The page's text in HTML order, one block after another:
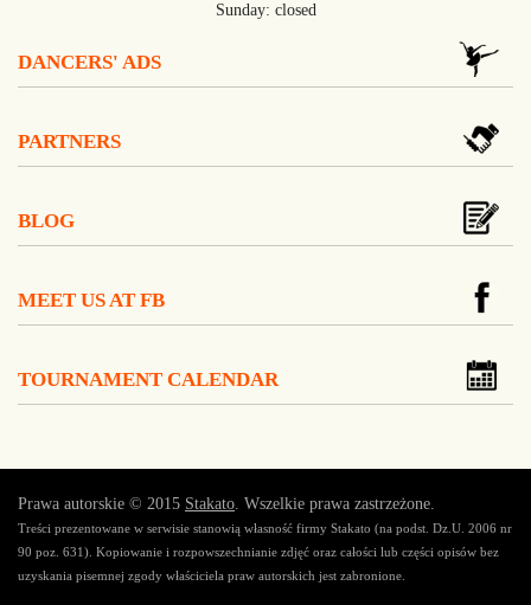
Sunday: closed
DANCERS' ADS
PARTNERS
BLOG
MEET US AT FB
TOURNAMENT CALENDAR
Prawa autorskie © 2015 Stakato. Wszelkie prawa zastrzeżone.
Treści prezentowane w serwisie stanowią własność firmy Stakato (na podst. Dz.U. 2006 nr
90 poz. 631). Kopiowanie i rozpowszechnianie zdjęć oraz całości lub części opisów bez
uzyskania pisemnej zgody właściciela praw autorskich jest zabronione.